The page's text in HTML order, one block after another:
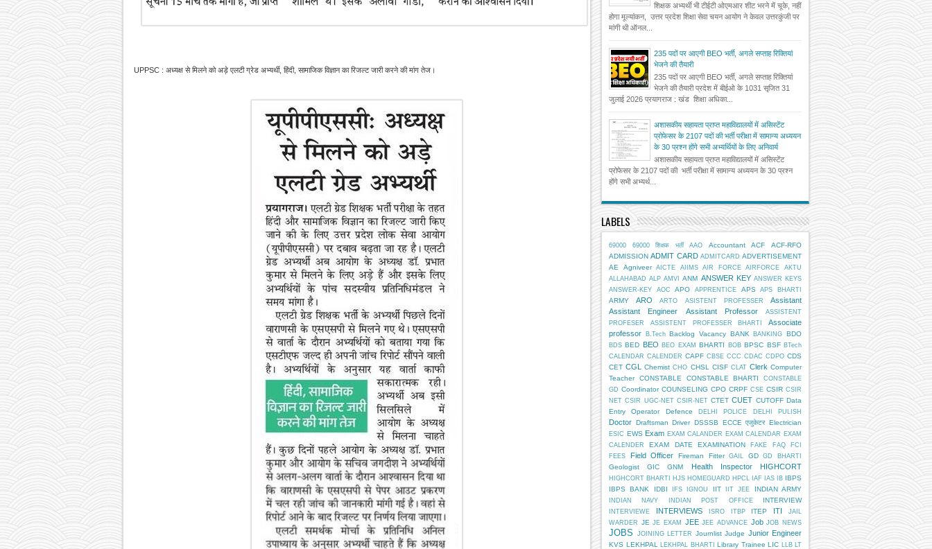
UPPSC : अध्यक्ष से मिलने को अड़े एलटी ग्रेड अभ्यर्थी, हिंदी, सामाजिक विज्ञान का रिजल्ट जारी करने की मांग तेज।
शिक्षक अभ्यर्थी भी टीईटी ओएमआर शीट भरने में चूके, नहीं
होगा मूल्यांकन, उत्तर प्रदेश शिक्षा सेवा चयन आयोग ने केवल उत्तरकुंजी पर
मांगी थी ऑनल...
235 पदों पर आएगी BEO भर्ती, अगले सप्ताह रिक्तियां
भेजने की तैयारी
235 पदों पर आएगी BEO भर्ती, अगले सप्ताह रिक्तियां
भेजने की तैयारी प्रदेश में बीईओ के 1031 सृजित 31
जुलाई 2026 प्रयागराज : खंड शिक्षा अधिका...
अशासकीय सहायता प्राप्त महाविद्यालयों में असिस्टेंट
प्रोफेसर के 2107 पदों की भर्ती परीक्षा में सामान्य अध्ययन
के 30 प्रश्न होंगे सभी अभ्यर्थियों के लिए अनिवार्य
अशासकीय सहायता प्राप्त महाविद्यालयों में असिस्टेंट
प्रोफेसर के 2107 पदों की भर्ती परीक्षा में सामान्य अध्ययन के 30 प्रश्न
होंगे सभी अभ्यर्थ...
LABELS
69000 69000 शिक्षक भर्ती AAO Accountant ACF
ACF-RFO
ADMISSION ADMIT CARD ADMITCARD ADVERTISEMENT
AE
Agniveer AICTE AIIMS AIR FORCE AIRFORCE
AKTU
ALLAHABAD ALP AMVI ANM ANSWER KEY ANSWER KEYS
ANSWER-KEY
AOC APO APPRENTICE APS APS BHARTI
ARMY ARO ARTO ASISTENT PROFESSER
Assistant
Assistant Engineer
Assistant Professor
ASSISTENT
PROFESER
ASSISTENT PROFESSER BHARTI
Associate
professor
B.Tech Backlog Vacancy BANK BANKING BDO
BDS BED BEO BEO EXAM BHARTI BOB BPSC BSF BTech
CALENDAR CALENDER CAPF CBSE CCC CDAC CDPO CDS
CET CGL Chemist CHO CHSL CISF CLAT Clerk Computer
Teacher
CONSTABLE CONSTABLE BHARTI
CONSTABLE
GD Coordinator COUNSELING CPO CRPF CSE CSIR CSIR
NET CSIR UGC-NET CSIR-NET CTET CUET CUTOFF Data
Entry Operator
Defence DELHI POLICE DELHI PULISH
Doctor Draftsman Driver DSSSB ECCE एजुकेटर Electrician
ESIC EWS Exam EXAM CALANDER EXAM CALENDAR EXAM
CALENDER
EXAM DATE EXAMINATION FAKE FAQ
FCI
FEES
Field Officer Fireman Fitter GAIL GD GD BHARTI
Geologist GIC GNM Health Inspector HIGHCORT
HIGHCORT BHARTI HJS HOMEGUARD HPCL IAF IAS IB IBPS
IBPS BANK
IDBI IFS IGNOU IIT IIT JEE INDIAN ARMY
INDIAN NAVY INDIAN POST OFFICE INTERVIEW
INTERVIEWE INTERVIEWS ISRO ITBP ITEP ITI
JAIL
WARDER JE JE EXAM JEE JEE ADVANCE Job JOB NEWS
JOBS JOINING LETTER Journlist Judge Junior Engineer
KVS LEKHPAL LEKHPAL BHARTI Library Trainee LIC LLB LT